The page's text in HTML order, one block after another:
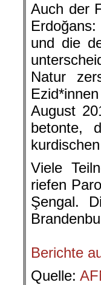
Auch der
und die
Natur
August
betonte,
Viele
riefen
Şengal.
Berichte
Quelle: